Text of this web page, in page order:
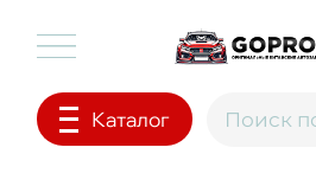
Каталог